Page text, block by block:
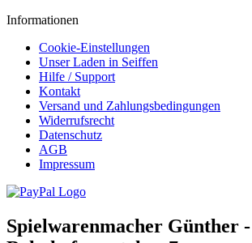
Informationen
Cookie-Einstellungen
Unser Laden in Seiffen
Hilfe / Support
Kontakt
Versand und Zahlungsbedingungen
Widerrufsrecht
Datenschutz
AGB
Impressum
Spielwarenmacher Günther -